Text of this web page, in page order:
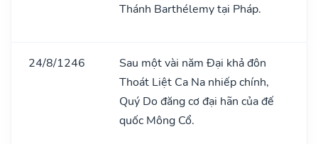
Thánh Barthélemy tại Pháp.
24/8/1246
Sau một vài năm Đại khả đôn
Thoát Liệt Ca Na nhiếp chính,
Quý Do đăng cơ đại hãn của đế
quốc Mông Cổ.